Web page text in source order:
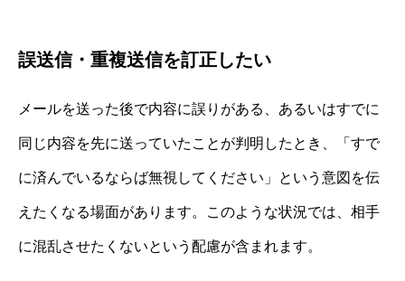
誤送信・重複送信を訂正したい
メールを送った後で内容に誤りがある、あるいはすでに
同じ内容を先に送っていたことが判明したとき、「すで
に済んでいるならば無視してください」という意図を伝
えたくなる場面があります。このような状況では、相手
に混乱させたくないという配慮が含まれます。